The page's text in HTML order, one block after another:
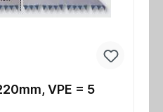
VPE = 5